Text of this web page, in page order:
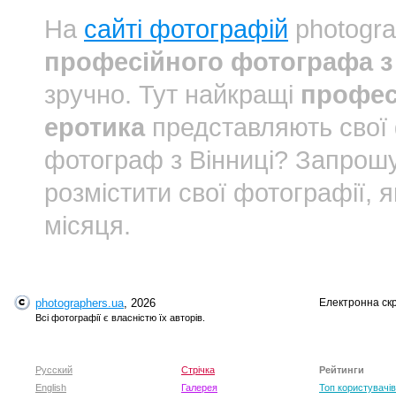
На сайті фотографій
професійного фотографа з
зручно. Тут найкращі
еротикапредставляють
фотограф з Вінниці?
розмістити свої
місяця.
photographers.ua, 2026
Всі фотографії є власністю їх авторів.
Електронна
Русский
English
Стрічка
Галерея
Рейтинги
Топ користувачів